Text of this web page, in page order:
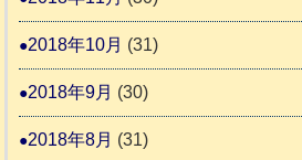
2018年10月 (31)
2018年9月 (30)
2018年8月 (31)